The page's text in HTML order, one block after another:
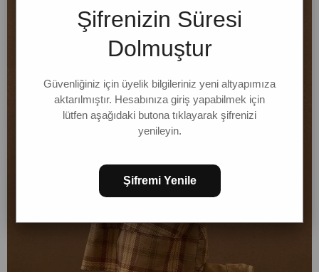
Şifrenizin Süresi
Dolmuştur
Güvenliğiniz için üyelik bilgileriniz yeni altyapımıza
aktarılmıştır. Hesabınıza giriş yapabilmek için
lütfen aşağıdaki butona tıklayarak şifrenizi
yenileyin.
Şifremi Yenile